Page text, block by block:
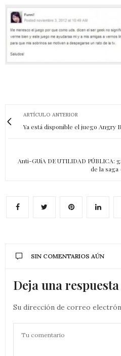
ARTÍCULO ANTERIOR
Ya está disponible el juego Angry
Anti-GUíA DE UTILIDAD PÚBLICA:
de la saga
SIN COMENTARIOS AÚN
Deja una respuesta
Su dirección de correo